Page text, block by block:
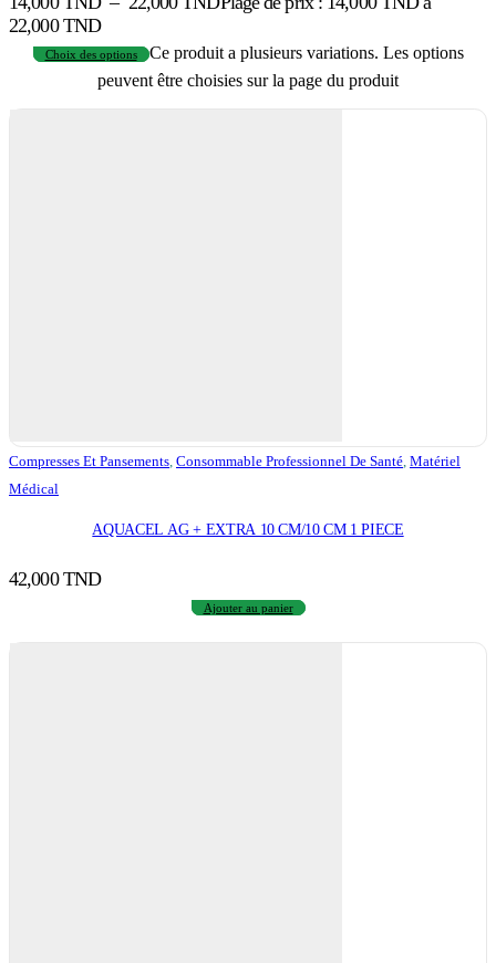
22,000 TND
Choix des options
Ce produit a plusieurs variations. Les options
peuvent être choisies sur la page du produit
Compresses Et Pansements, Consommable Professionnel De Santé, Matériel
Médical
AQUACEL AG + EXTRA 10 CM/10 CM 1 PIECE
42,000TND
Ajouter au panier